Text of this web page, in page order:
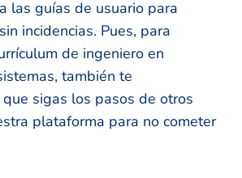
las guías de usuario para
incidencias. Pues, para
de ingeniero en
también te
sigas los pasos de otros
plataforma para no cometer